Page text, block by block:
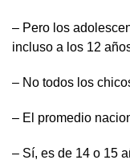
– Pero los
incluso a los 12
– No todos los
– El promedio
– Sí, es de 14 o 15